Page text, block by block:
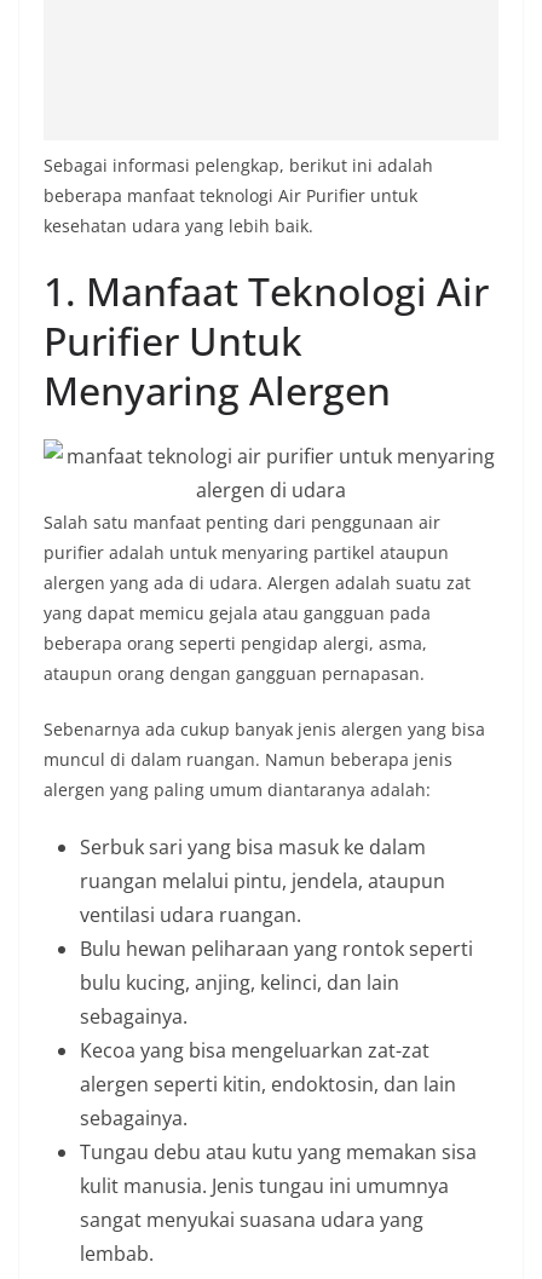
Sebagai informasi pelengkap, berikut ini adalah
beberapa manfaat teknologi Air Purifier untuk
kesehatan udara yang lebih baik.
1. Manfaat Teknologi Air
Purifier Untuk
Menyaring Alergen
Salah satu manfaat penting dari penggunaan air
purifier adalah untuk menyaring partikel ataupun
alergen yang ada di udara. Alergen adalah suatu zat
yang dapat memicu gejala atau gangguan pada
beberapa orang seperti pengidap alergi, asma,
ataupun orang dengan gangguan pernapasan.
Sebenarnya ada cukup banyak jenis alergen yang bisa
muncul di dalam ruangan. Namun beberapa jenis
alergen yang paling umum diantaranya adalah:
Serbuk sari yang bisa masuk ke dalam
ruangan melalui pintu, jendela, ataupun
ventilasi udara ruangan.
Bulu hewan peliharaan yang rontok seperti
bulu kucing, anjing, kelinci, dan lain
sebagainya.
Kecoa yang bisa mengeluarkan zat-zat
alergen seperti kitin, endoktosin, dan lain
sebagainya.
Tungau debu atau kutu yang memakan sisa
kulit manusia. Jenis tungau ini umumnya
sangat menyukai suasana udara yang
lembab.